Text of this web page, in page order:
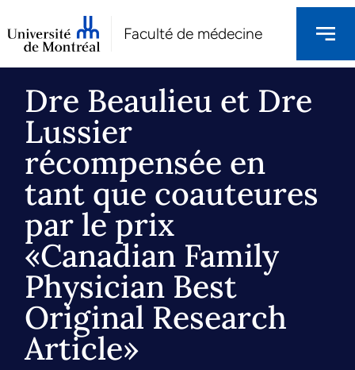
Faculté de médecine
Dre Beaulieu et Dre
Lussier
récompensée en
tant que coauteures
par le prix
«Canadian Family
Physician Best
Original Research
Article»